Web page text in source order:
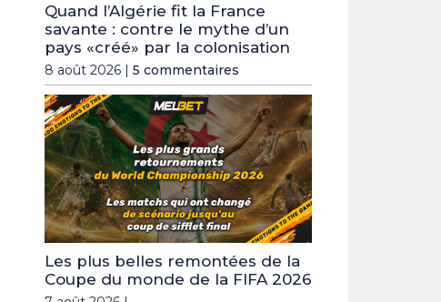
Quand l’Algérie fit la France
savante : contre le mythe d’un
pays «créé» par la colonisation
8 août 2026 | 5 commentaires
Les plus belles remontées de la
Coupe du monde de la FIFA 2026